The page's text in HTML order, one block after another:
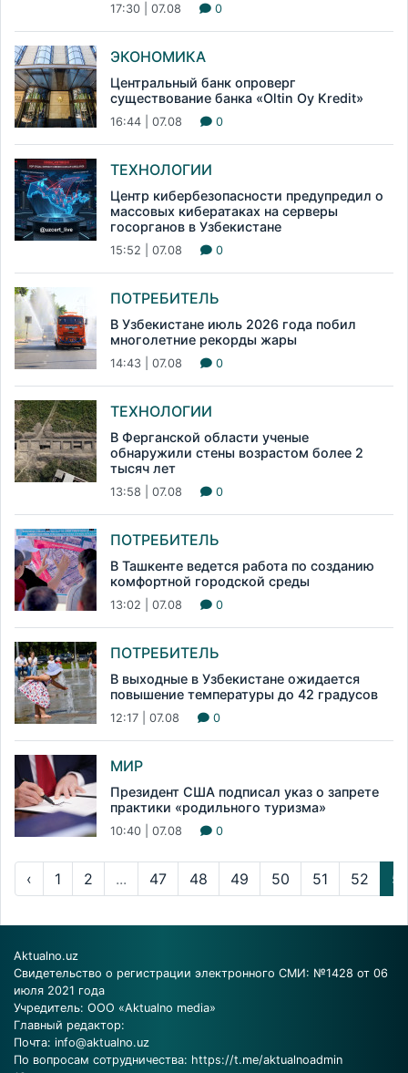
17:30 | 07.08 0
ЭКОНОМИКА
Центральный банк опроверг
существование банка «Oltin Oy Kredit»
16:44 | 07.08 0
ТЕХНОЛОГИИ
Центр кибербезопасности предупредил о
массовых кибератаках на серверы
госорганов в Узбекистане
15:52 | 07.08 0
ПОТРЕБИТЕЛЬ
В Узбекистане июль 2026 года побил
многолетние рекорды жары
14:43 | 07.08 0
ТЕХНОЛОГИИ
В Ферганской области ученые
обнаружили стены возрастом более 2
тысяч лет
13:58 | 07.08 0
ПОТРЕБИТЕЛЬ
В Ташкенте ведется работа по созданию
комфортной городской среды
13:02 | 07.08 0
ПОТРЕБИТЕЛЬ
В выходные в Узбекистане ожидается
повышение температуры до 42 градусов
12:17 | 07.08 0
МИР
Президент США подписал указ о запрете
практики «родильного туризма»
10:40 | 07.08 0
‹ 1 2 ... 47 48 49 50 51 52
Aktualno.uz
Свидетельство о регистрации электронного СМИ: №1428 от 06
июля 2021 года
Учредитель: ООО «Aktualno media»
Главный редактор:
Почта: info@aktualno.uz
По вопросам сотрудничества: https://t.me/aktualnoadmin